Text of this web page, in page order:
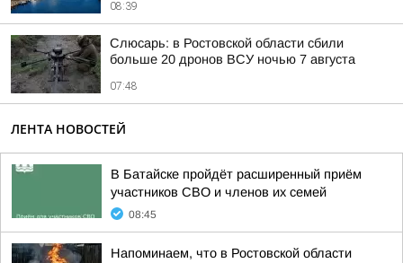
08:39
Слюсарь: в Ростовской области сбили
больше 20 дронов ВСУ ночью 7 августа
07:48
ЛЕНТА НОВОСТЕЙ
В Батайске пройдёт расширенный приём
участников СВО и членов их семей
08:45
Напоминаем, что в Ростовской области